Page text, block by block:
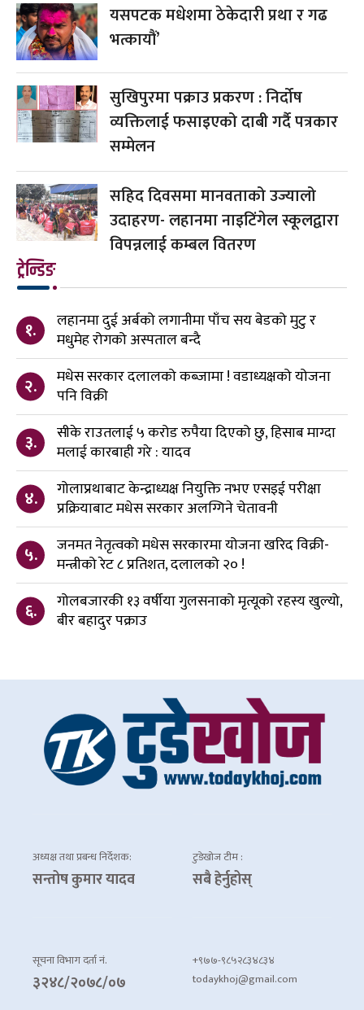
यसपटक मधेशमा ठेकेदारी प्रथा र गढ
भत्कायौं’
सुखिपुरमा पक्राउ प्रकरण : निर्दोष
व्यक्तिलाई फसाइएको दाबी गर्दै पत्रकार
सम्मेलन
सहिद दिवसमा मानवताको उज्यालो
उदाहरण- लहानमा नाइटिंगेल स्कूलद्वारा
विपन्नलाई कम्बल वितरण
ट्रेन्डिङ
१.
लहानमा दुई अर्बको लगानीमा पाँच सय बेडको मुटु र
मधुमेह रोगको अस्पताल बन्दै
२.
मधेस सरकार दलालको कब्जामा ! वडाध्यक्षको योजना
पनि विक्री
३.
सीके राउतलाई ५ करोड रुपैया दिएको छु, हिसाब माग्दा
मलाई कारबाही गरे : यादव
४.
गोलाप्रथाबाट केन्द्राध्यक्ष नियुक्ति नभए एसइई परीक्षा
प्रक्रियाबाट मधेस सरकार अलग्गिने चेतावनी
५.
जनमत नेतृत्वको मधेस सरकारमा योजना खरिद विक्री-
मन्त्रीको रेट ८ प्रतिशत, दलालको २० !
६.
गोलबजारकी १३ वर्षीया गुलसनाको मृत्यूको रहस्य खुल्यो,
बीर बहादुर पक्राउ
अध्यक्ष तथा प्रबन्ध निर्देशक:
सन्तोष कुमार यादव
टुडेखोज टीम :
सबै हेर्नुहोस्
सूचना विभाग दर्ता नं.
३२४८/२०७८/०७
+९७७-९८५२८३४८३४
todaykhoj@gmail.com